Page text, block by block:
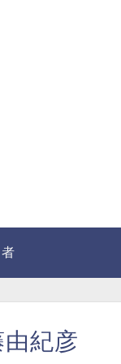
紀彦